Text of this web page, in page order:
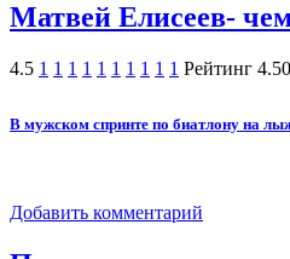
Матвей Елисеев-
4.5 1 1 1 1 1 1 1 1 1 1 Рейтинг
В мужском спринте по биатлону на
Добавить комментарий